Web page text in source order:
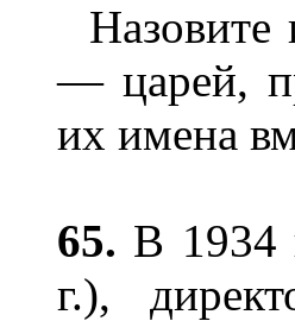
Назовите
— царей,
их имена
65. В 1934
г.),